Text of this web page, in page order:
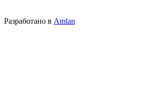
Разработано в Amlan